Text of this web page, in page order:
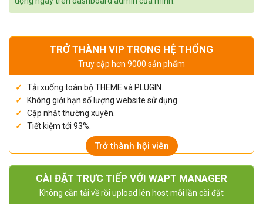
TRỞ THÀNH VIP TRONG HỆ THỐNG
Truy cập hơn 9000 sản phẩm
Tải xuống toàn bộ THEME và PLUGIN.
Không giới hạn số lượng website sử dụng.
Cập nhật thường xuyên.
Tiết kiệm tới 93%.
Trở thành hội viên
CÀI ĐẶT TRỰC TIẾP VỚI WAPT MANAGER
Không cần tải về rồi upload lên host mỗi lần cài đặt